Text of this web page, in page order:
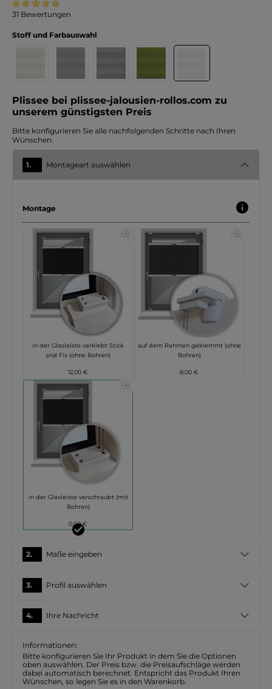
Durchschnittliche Bewertung von 4.7 von 5 Sternen
31 Bewertungen
Stoff und Farbauswahl
Plissee bei plissee-jalousien-rollos.com zu
unserem günstigsten Preis
Bitte konfigurieren Sie alle nachfolgenden Schritte nach Ihren
Wünschen.
1. Montageart auswählen
Montage
in der Glasleiste verklebt Stick
and Fix (ohne Bohren)
12,00 €
auf dem Rahmen geklemmt (ohne
Bohren)
8,00 €
in der Glasleiste verschraubt (mit
Bohren)
0,00 €
2. Maße eingeben
3. Profil auswählen
4. Ihre Nachricht
Informationen:
Bitte konfigurieren Sie Ihr Produkt in dem Sie die Optionen
oben auswählen. Der Preis bzw. die Preisaufschläge werden
dabei automatisch berechnet. Entspricht das Produkt Ihren
Wünschen, so legen Sie es in den Warenkorb.